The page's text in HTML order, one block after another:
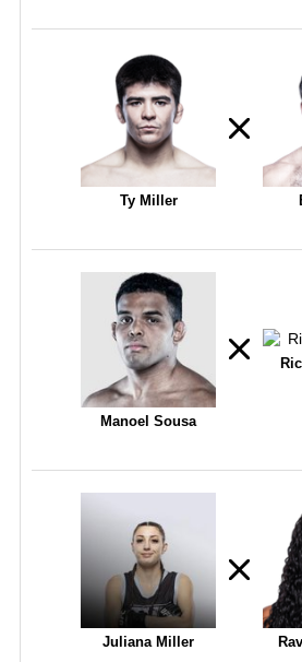
Ty Miller
Manoel Sousa
Juliana Miller